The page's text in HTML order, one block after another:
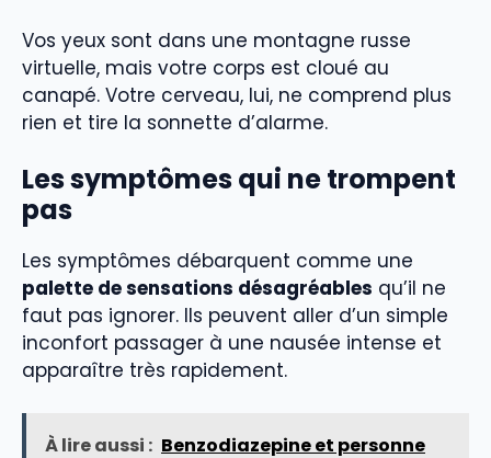
Vos yeux sont dans une montagne russe
virtuelle, mais votre corps est cloué au
canapé. Votre cerveau, lui, ne comprend plus
rien et tire la sonnette d’alarme.
Les symptômes qui ne trompent
pas
Les symptômes débarquent comme une
palette de sensations désagréables qu’il ne
faut pas ignorer. Ils peuvent aller d’un simple
inconfort passager à une nausée intense et
apparaître très rapidement.
À lire aussi : Benzodiazepine et personne